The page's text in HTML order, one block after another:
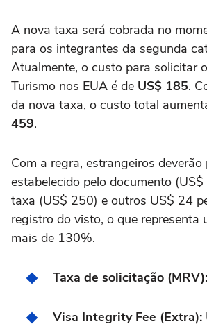
A nova taxa será cobrada no
para os integrantes da segunda
Atualmente, o custo para solicitar
Turismo nos EUA é de US$ 185.
da nova taxa, o custo total
459.
Com a regra, estrangeiros
estabelecido pelo documento
taxa (US$ 250) e outros US$ 24
registro do visto, o que representa
mais de 130%.
Taxa de solicitação (MRV):
Visa Integrity Fee (Extra):